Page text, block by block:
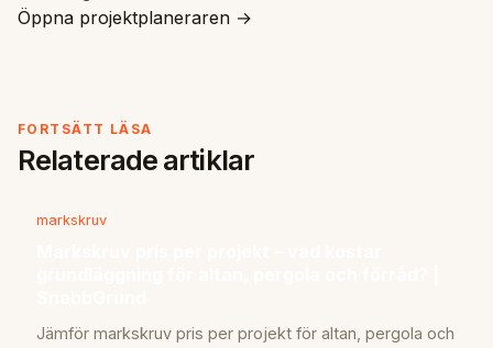
Öppna projektplaneraren →
FORTSÄTT LÄSA
Relaterade artiklar
markskruv
Jämför markskruv pris per projekt för altan, pergola och